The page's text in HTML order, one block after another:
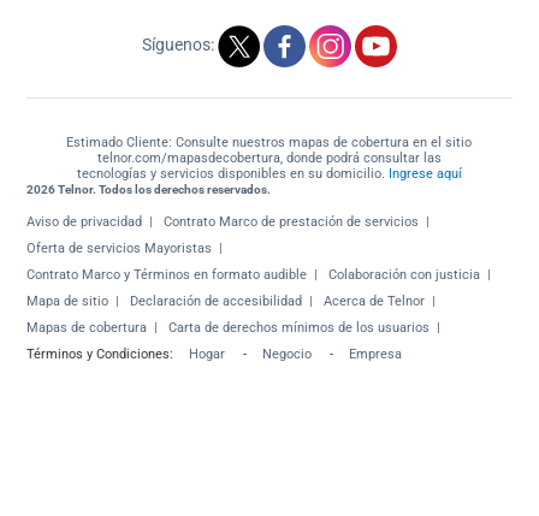
Síguenos:
Estimado Cliente: Consulte nuestros mapas de cobertura en el sitio
telnor.com/mapasdecobertura, donde podrá consultar las
tecnologías y servicios disponibles en su domicilio. Ingrese aquí
2026 Telnor. Todos los derechos reservados.
Aviso de privacidad
Contrato Marco de prestación de servicios
Oferta de servicios Mayoristas
Contrato Marco y Términos en formato audible
Colaboración con justicia
Mapa de sitio
Declaración de accesibilidad
Acerca de Telnor
Mapas de cobertura
Carta de derechos mínimos de los usuarios
Términos y Condiciones:
Hogar - Negocio - Empresa